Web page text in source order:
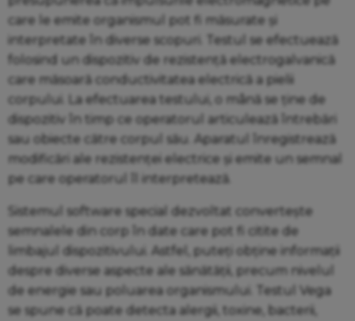
care le emite organismul pot fi măsurate și
interpretate în diverse scopuri. Testul se efectuează
folosind un dispozitiv de rezistență electrogalvanică
care măsoară conductivitatea electrică a pielii
corpului. La efectuarea testului, o mână se ține de
dispozitiv în timp ce operatorul articulează întrebări
sau obiecte către corpul său. Aparatul înregistrează
modificări ale rezistenței electrice și emite un semnal
pe care operatorul îl interpretează.
Sistemul software special dezvoltat convertește
semnalele din corp în date care pot fi citite de
limbajul dispozitivului. Astfel, puteți obține informații
despre diverse aspecte ale sănătății, precum nivelul
de energie sau poluarea organismului. Testul Vega
se spune că poate detecta alergii, toxine, bacterii,